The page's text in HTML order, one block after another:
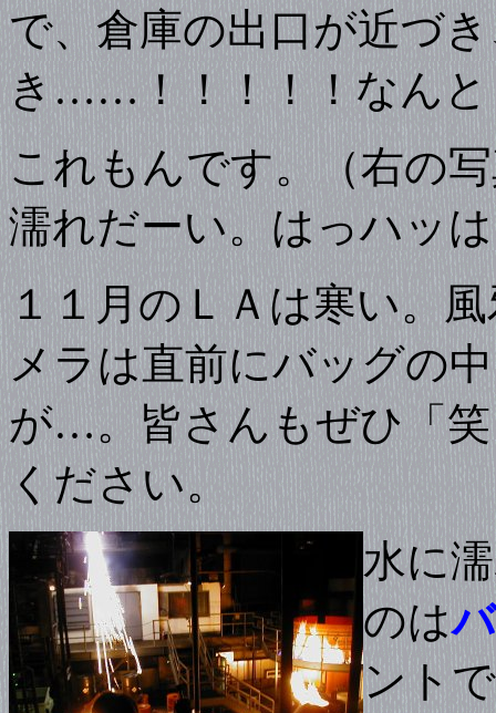
で、倉庫の出口が近づ
き……！！！！！なんと
これもんです。（右の
濡れだーい。はっハッ
１１月のＬＡは寒い。
メラは直前にバッグの
が…。皆さんもぜひ「
ください。
水に
のは
ント